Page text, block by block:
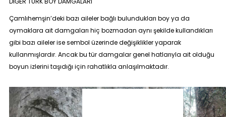
Çamlıhemşin’deki bazı aileler bağlı bulundukları boy ya da
oymaklara ait damgaları hiç bozmadan aynı şekilde kullandıkları
gibi bazı aileler ise sembol üzerinde değişiklikler yaparak
kullanmışlardır. Ancak bu tür damgalar genel hatlarıyla ait olduğu
boyun izlerini taşıdığı için rahatlıkla anlaşılmaktadır.